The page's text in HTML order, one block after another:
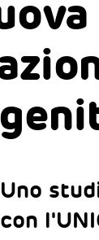
Uno
con